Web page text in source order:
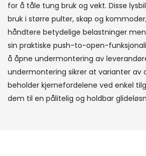
for å tåle tung bruk og vekt. Disse
bruk i større pulter, skap og
håndtere betydelige belastninger
sin praktiske push-to-open-
å åpne undermontering av
undermontering sikrer at varianter av
beholder kjernefordelene ved enkel
dem til en pålitelig og holdbar